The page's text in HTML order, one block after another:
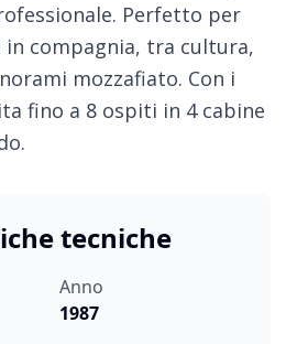
Perfetto per
compagnia, tra cultura,
mozzafiato. Con i
fino a 8 ospiti in 4 cabine
tecniche
Anno
1987